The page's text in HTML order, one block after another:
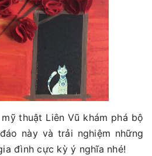
thuật Liên Vũ khám phá bộ
này và trải nghiệm những
đình cực kỳ ý nghĩa nhé!